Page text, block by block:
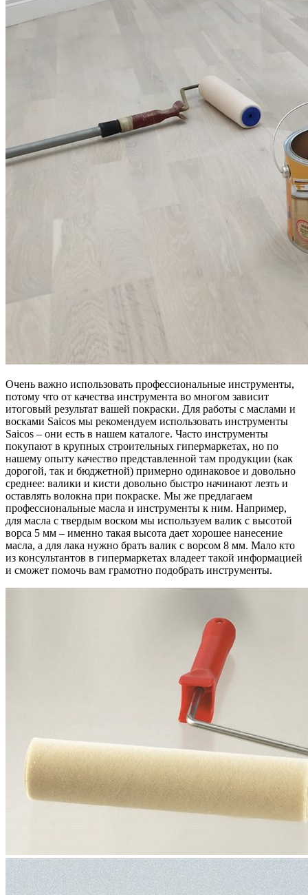
Очень важно использовать профессиональные инструменты,
потому что от качества инструмента во многом зависит
итоговый результат вашей покраски. Для работы с маслами и
восками Saicos мы рекомендуем использовать инструменты
Saicos – они есть в нашем каталоге. Часто инструменты
покупают в крупных строительных гипермаркетах, но по
нашему опыту качество представленной там продукции (как
дорогой, так и бюджетной) примерно одинаковое и довольно
среднее: валики и кисти довольно быстро начинают лезть и
оставлять волокна при покраске. Мы же предлагаем
профессиональные масла и инструменты к ним. Например,
для масла с твердым воском мы используем валик с высотой
ворса 5 мм – именно такая высота дает хорошее нанесение
масла, а для лака нужно брать валик с ворсом 8 мм. Мало кто
из консультантов в гипермаркетах владеет такой информацией
и сможет помочь вам грамотно подобрать инструменты.